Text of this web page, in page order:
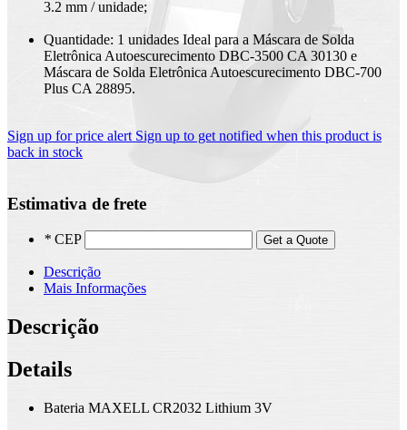
3.2 mm / unidade;
Quantidade: 1 unidades Ideal para a Máscara de Solda
Eletrônica Autoescurecimento DBC-3500 CA 30130 e
Máscara de Solda Eletrônica Autoescurecimento DBC-700
Plus CA 28895.
Sign up for price alert Sign up to get notified when this product is
back in stock
Estimativa de frete
* CEP Get a Quote
Descrição
Mais Informações
Descrição
Details
Bateria MAXELL CR2032 Lithium 3V